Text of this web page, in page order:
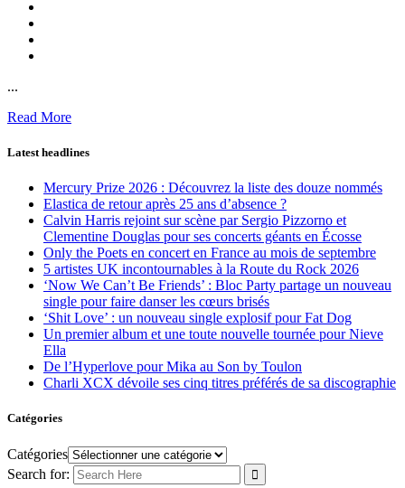
...
Read More
Latest headlines
Mercury Prize 2026 : Découvrez la liste des douze nommés
Elastica de retour après 25 ans d’absence ?
Calvin Harris rejoint sur scène par Sergio Pizzorno et
Clementine Douglas pour ses concerts géants en Écosse
Only the Poets en concert en France au mois de septembre
5 artistes UK incontournables à la Route du Rock 2026
‘Now We Can’t Be Friends’ : Bloc Party partage un nouveau
single pour faire danser les cœurs brisés
‘Shit Love’ : un nouveau single explosif pour Fat Dog
Un premier album et une toute nouvelle tournée pour Nieve
Ella
De l’Hyperlove pour Mika au Son by Toulon
Charli XCX dévoile ses cinq titres préférés de sa discographie
Catégories
Catégories
Search for: